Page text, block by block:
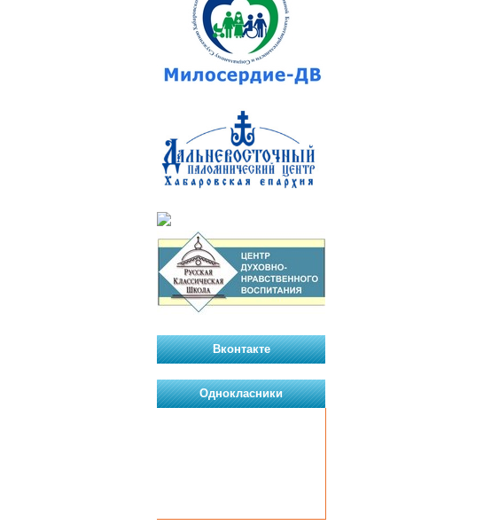
Вконтакте
Однокласники